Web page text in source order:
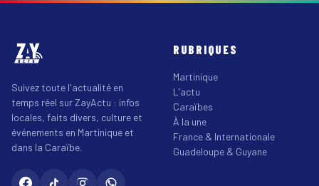
Suivez toute l'actualité en
temps réel sur ZayActu : infos
locales, faits divers, culture et
événements en Martinique et
dans la Caraïbe.
RUBRIQUES
Martinique
L'actu
Caraïbes
À la une
France & Internationale
Guadeloupe & Guyane